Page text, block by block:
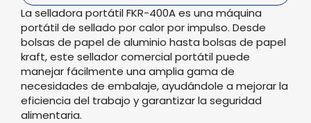
La selladora portátil FKR-400A es una máquina
portátil de sellado por calor por impulso. Desde
bolsas de papel de aluminio hasta bolsas de papel
kraft, este sellador comercial portátil puede
manejar fácilmente una amplia gama de
necesidades de embalaje, ayudándole a mejorar la
eficiencia del trabajo y garantizar la seguridad
alimentaria.